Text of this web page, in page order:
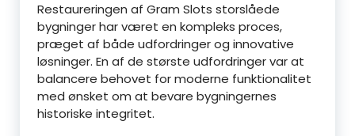
Restaureringen af Gram Slots storslåede
bygninger har været en kompleks proces,
præget af både udfordringer og innovative
løsninger. En af de største udfordringer var at
balancere behovet for moderne funktionalitet
med ønsket om at bevare bygningernes
historiske integritet.